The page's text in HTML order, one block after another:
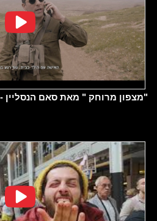
"מצפון מרוחק " מאת סאם הנסליין -